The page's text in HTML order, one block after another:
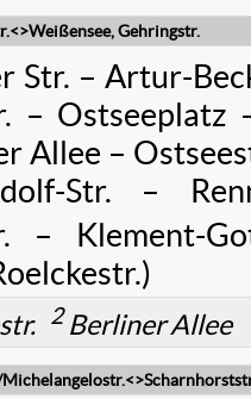
Gehringstr.
Str. – Artur-
– Ostseeplatz
Allee –
Str. –
– Klement-
2Berliner Allee